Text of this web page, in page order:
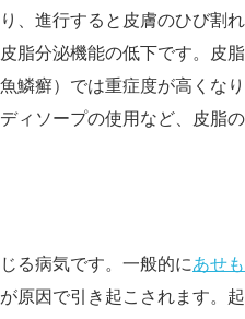
、進行すると皮膚のひび割
脂分泌機能の低下です。皮
鱗癬）では重症度が高くな
ィソープの使用など、皮脂
る病気です。一般的にあせも
原因で引き起こされます。